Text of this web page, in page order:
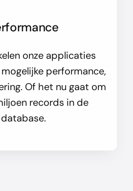
onze applicaties
performance,
Of het nu gaat om
records in de
database.